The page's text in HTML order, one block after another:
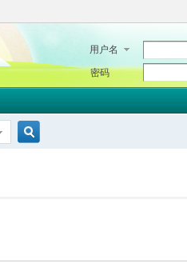
用户名
密码